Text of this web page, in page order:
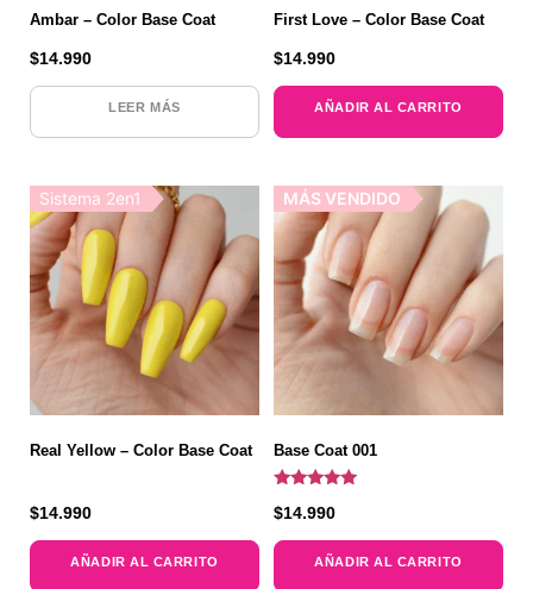
Ambar – Color Base Coat
$14.990
LEER MÁS
First Love – Color Base Coat
$14.990
AÑADIR AL CARRITO
Sistema 2en1
Real Yellow – Color Base Coat
$14.990
AÑADIR AL CARRITO
MÁS VENDIDO
Base Coat 001
con
de 5
$14.990
AÑADIR AL CARRITO